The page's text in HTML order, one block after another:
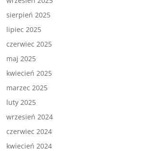
sierpień 2025
lipiec 2025
czerwiec 2025
maj 2025
kwiecień 2025
marzec 2025
luty 2025
wrzesień 2024
czerwiec 2024
kwiecień 2024